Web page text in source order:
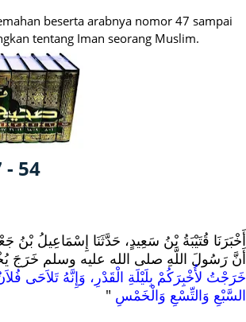
beserta arabnya nomor 47 sampai
tentang Iman seorang Muslim.
54
أَخْبَرَنَا قُتَيْبَةُ بْنُ سَعِيدٍ، حَدَّثَنَا إِسْمَاعِيلُ
أَنَّ رَسُولَ اللَّهِ صلى الله عليه وسلم خَرَجَ
خَرَجْتُ لأُخْبِرَكُمْ بِلَيْلَةِ الْقَدْرِ، وَإِنَّهُ
السَّبْعِ وَالتِّسْعِ وَالْخَمْسِ ‏"‏‏